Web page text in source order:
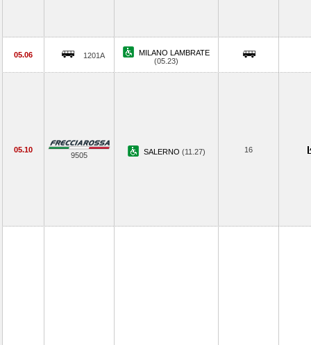
05.06 1201A
MILANO LAMBRATE
(05.23)
05.10
9505 SALERNO (11.27) 16